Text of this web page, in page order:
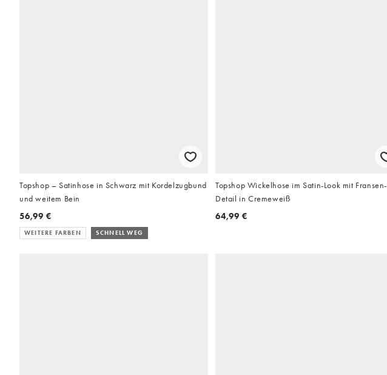
Topshop – Satinhose in Schwarz mit Kordelzugbund
und weitem Bein
56,99 €
WEITERE FARBEN SCHNELL WEG
Topshop Wickelhose im Satin-Look mit Fransen-
Detail in Cremeweiß
64,99 €